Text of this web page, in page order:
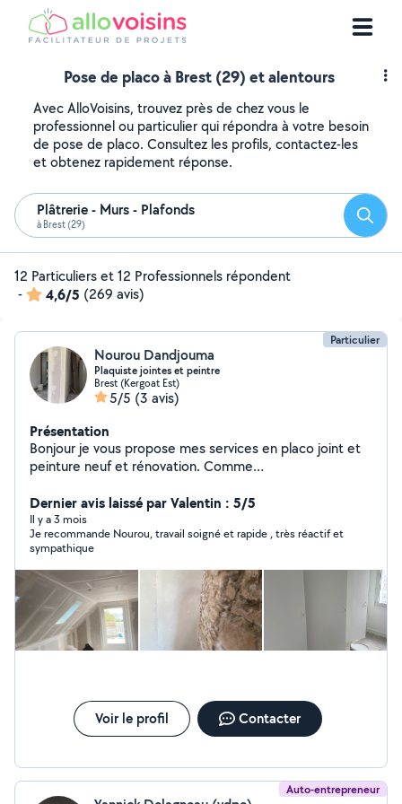
Pose de placo à Brest (29) et alentours
Avec AlloVoisins, trouvez près de chez vous le
professionnel ou particulier qui répondra à votre besoin
de pose de placo. Consultez les profils, contactez-les
et obtenez rapidement réponse.
Plâtrerie - Murs - Plafonds
à Brest (29)
12 Particuliers et 12 Professionnels répondent
-
4,6/5 (269 avis)
Particulier
Nourou Dandjouma
Plaquiste jointes et peintre
Brest (Kergoat Est)
5/5 (3 avis)
Présentation
Bonjour je vous propose mes services en placo joint et
peinture neuf et rénovation. Comme
aménages,garage,bâti support wc suspendu et joints sur
plaques de plâtre.peinture intérieur pour toutes vos
bricolages n'hésitez pas à me contacter merci
Dernier avis laissé par Valentin : 5/5
Il y a 3 mois
Je recommande Nourou, travail soigné et rapide , très réactif et
sympathique
Voir le profil Contacter
Auto-entrepreneur